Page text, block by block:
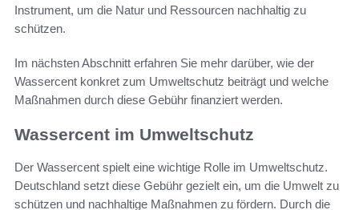
Instrument, um die Natur und Ressourcen nachhaltig zu
schützen.
Im nächsten Abschnitt erfahren Sie mehr darüber, wie der
Wassercent konkret zum Umweltschutz beiträgt und welche
Maßnahmen durch diese Gebühr finanziert werden.
Wassercent im Umweltschutz
Der Wassercent spielt eine wichtige Rolle im Umweltschutz.
Deutschland setzt diese Gebühr gezielt ein, um die Umwelt zu
schützen und nachhaltige Maßnahmen zu fördern. Durch die